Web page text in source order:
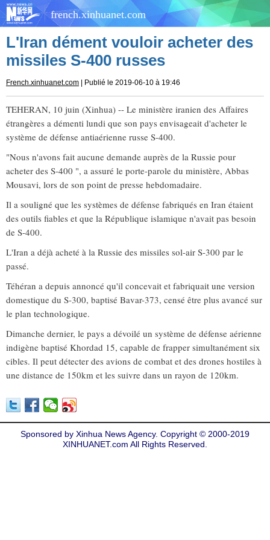
french.xinhuanet.com
L'Iran dément vouloir acheter des
missiles S-400 russes
French.xinhuanet.com | Publié le 2019-06-10 à 19:46
TEHERAN, 10 juin (Xinhua) -- Le ministère iranien des Affaires
étrangères a démenti lundi que son pays envisageait d'acheter le
système de défense antiaérienne russe S-400.
"Nous n'avons fait aucune demande auprès de la Russie pour
acheter des S-400 ", a assuré le porte-parole du ministère, Abbas
Mousavi, lors de son point de presse hebdomadaire.
Il a souligné que les systèmes de défense fabriqués en Iran étaient
des outils fiables et que la République islamique n'avait pas besoin
de S-400.
L'Iran a déjà acheté à la Russie des missiles sol-air S-300 par le
passé.
Téhéran a depuis annoncé qu'il concevait et fabriquait une version
domestique du S-300, baptisé Bavar-373, censé être plus avancé sur
le plan technologique.
Dimanche dernier, le pays a dévoilé un système de défense aérienne
indigène baptisé Khordad 15, capable de frapper simultanément six
cibles. Il peut détecter des avions de combat et des drones hostiles à
une distance de 150km et les suivre dans un rayon de 120km.
Sponsored by Xinhua News Agency. Copyright © 2000-2019
XINHUANET.com All Rights Reserved.